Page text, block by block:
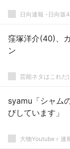
日向速報 -日向坂
窪塚洋介(40)、
ン
芸能ネタはこれだ
syamu「シャム
びしています」
大物Youtubeｒ速